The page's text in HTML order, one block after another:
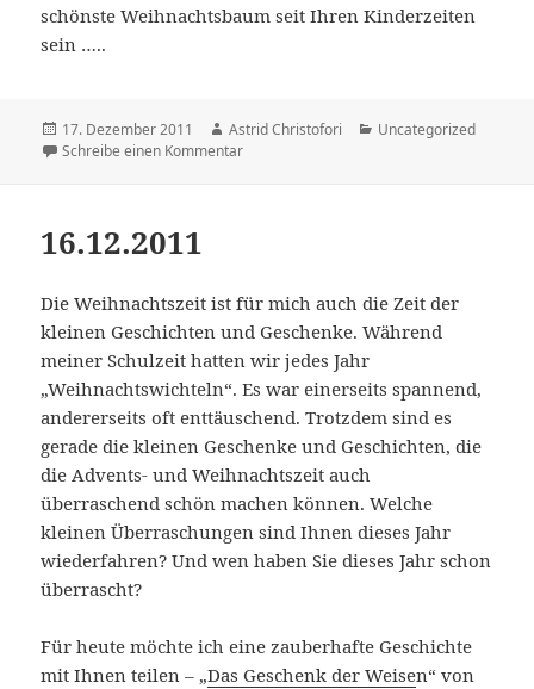
schönste Weihnachtsbaum seit Ihren Kinderzeiten
sein …..
Veröffentlicht
am
17. Dezember 2011 Autor
Astrid Christofori Kategorien
Uncategorized
Schreibe einen Kommentar
16.12.2011
Die Weihnachtszeit ist für mich auch die Zeit der
kleinen Geschichten und Geschenke. Während
meiner Schulzeit hatten wir jedes Jahr
„Weihnachtswichteln“. Es war einerseits spannend,
andererseits oft enttäuschend. Trotzdem sind es
gerade die kleinen Geschenke und Geschichten, die
die Advents- und Weihnachtszeit auch
überraschend schön machen können. Welche
kleinen Überraschungen sind Ihnen dieses Jahr
wiederfahren? Und wen haben Sie dieses Jahr schon
überrascht?
Für heute möchte ich eine zauberhafte Geschichte
mit Ihnen teilen – „Das Geschenk der Weisen“ von